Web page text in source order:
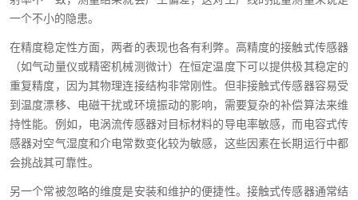
一个不小的隐患。
在精度稳定性方面，两者的表现也各有利弊。高精度的接触式传感器
（如气动量仪或精密机械测微计）在恒定温度下可以提供极其稳定的
重复精度，因为其物理连接结构非常刚性。但非接触式传感器容易受
到温度漂移、电磁干扰或环境振动的影响，需要复杂的补偿算法来维
持性能。例如，电涡流传感器对目标材料的导电率敏感，而电容式传
感器对空气湿度和介电常数变化较为敏感，这些因素在长期运行中都
会挑战其可靠性。
另一个常被忽略的维度是安装和维护的便捷性。接触式传感器通常结